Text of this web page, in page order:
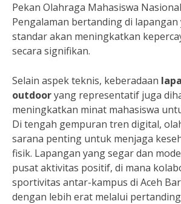
Pekan Olahraga Mahasiswa
Pengalaman bertanding di
standar akan meningkatkan
secara signifikan.
Selain aspek teknis, keberadaan
outdooryang representatif juga
meningkatkan minat mahasiswa
Di tengah gempuran tren digital,
sarana penting untuk menjaga
fisik. Lapangan yang segar dan
pusat aktivitas positif, di mana
sportivitas antar-kampus di Aceh
dengan lebih erat melalui